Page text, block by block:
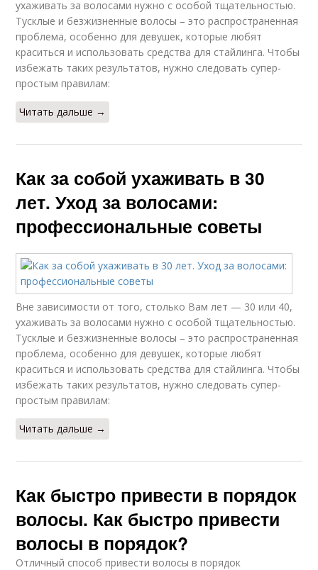
ухаживать за волосами нужно с особой тщательностью.
Тусклые и безжизненные волосы – это распространенная
проблема, особенно для девушек, которые любят
краситься и использовать средства для стайлинга. Чтобы
избежать таких результатов, нужно следовать супер-
простым правилам:
Читать дальше →
Как за собой ухаживать в 30
лет. Уход за волосами:
профессиональные советы
Вне зависимости от того, столько Вам лет — 30 или 40,
ухаживать за волосами нужно с особой тщательностью.
Тусклые и безжизненные волосы – это распространенная
проблема, особенно для девушек, которые любят
краситься и использовать средства для стайлинга. Чтобы
избежать таких результатов, нужно следовать супер-
простым правилам:
Читать дальше →
Как быстро привести в порядок
волосы. Как быстро привести
волосы в порядок?
Отличный способ привести волосы в порядок